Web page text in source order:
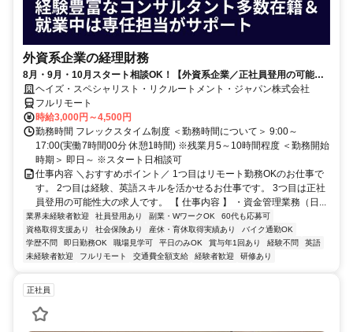
外資系企業の経理財務
8月・9月・10月スタート相談OK！【外資系企業／正社員登用の可能性
大／700万～800万／リモート勤務OK】経理財務
ヘイズ・スペシャリスト・リクルートメント・ジャパン株式会社
フルリモート
時給3,000円～4,500円
勤務時間 フレックスタイム制度 ＜勤務時間について＞ 9:00～
17:00(実働7時間00分 休憩1時間) ※残業月5～10時間程度 ＜勤務開始
時期＞ 即日～ ※スタート日相談可
仕事内容 ＼おすすめポイント／ 1つ目はリモート勤務OKのお仕事で
す。 2つ目は経験、英語スキルを活かせるお仕事です。 3つ目は正社
員登用の可能性大の求人です。 【 仕事内容 】 ・資金管理業務（日...
業界未経験者歓迎 社員登用あり 副業・WワークOK
60代も応募可
資格取得支援あり
社会保険あり 産休・育休取得実績あり
バイク通勤OK
学歴不問
即日勤務OK 職場見学可 平日のみOK 賞与年1回あり 経験不問
英語
未経験者歓迎
フルリモート 交通費全額支給 経験者歓迎 研修あり
正社員